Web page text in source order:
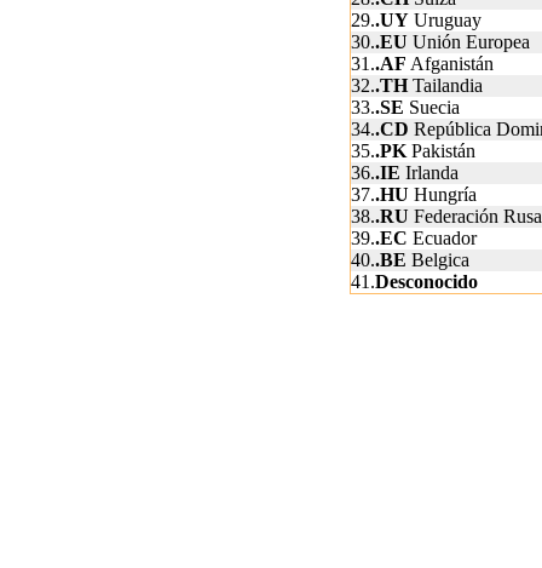
29..UY Uruguay
30..EU Unión Europea
31..AF Afganistán
32..THTailandia
33..SE Suecia
34..CD República
35..PK Pakistán
36..IE Irlanda
37..HU Hungría
38..RU Federación Rusa
39..EC Ecuador
40..BE Belgica
41.Desconocido